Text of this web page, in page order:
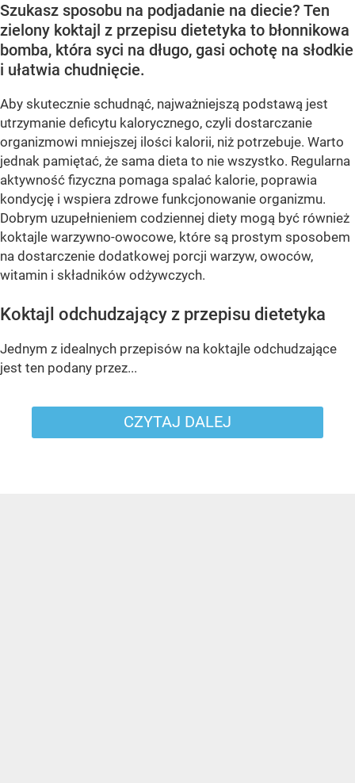
Szukasz sposobu na podjadanie na diecie? Ten
zielony koktajl z przepisu dietetyka to błonnikowa
bomba, która syci na długo, gasi ochotę na słodkie
i ułatwia chudnięcie.
Aby skutecznie schudnąć, najważniejszą podstawą jest
utrzymanie deficytu kalorycznego, czyli dostarczanie
organizmowi mniejszej ilości kalorii, niż potrzebuje. Warto
jednak pamiętać, że sama dieta to nie wszystko. Regularna
aktywność fizyczna pomaga spalać kalorie, poprawia
kondycję i wspiera zdrowe funkcjonowanie organizmu.
Dobrym uzupełnieniem codziennej diety mogą być również
koktajle warzywno-owocowe, które są prostym sposobem
na dostarczenie dodatkowej porcji warzyw, owoców,
witamin i składników odżywczych.
Koktajl odchudzający z przepisu dietetyka
Jednym z idealnych przepisów na koktajle odchudzające
jest ten podany przez...
CZYTAJ DALEJ